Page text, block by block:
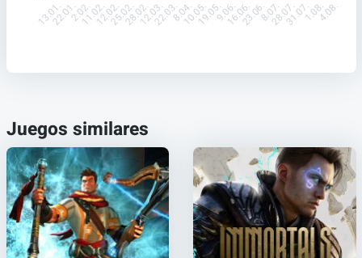
13.01.22.01.2.02.11.02.12.02.25.02.28.02.12.03.22.03.8.04.10.05.19.05.9.06.16.06.23.06.8.07.28.07.31.07.1.08.4.08.
Juegos similares